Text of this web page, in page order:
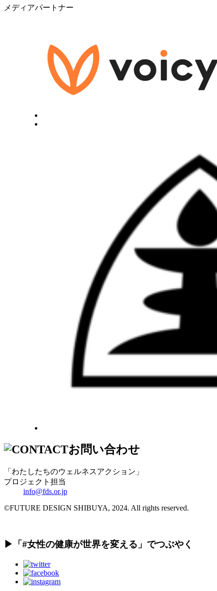
メディアパートナー
お問い合わせ
「わたしたちのウェルネスアクション」
プロジェクト担当
info@fds.or.jp
©FUTURE DESIGN SHIBUYA, 2024. All rights reserved.
▶︎「#女性の健康が世界を変える」でつぶやく